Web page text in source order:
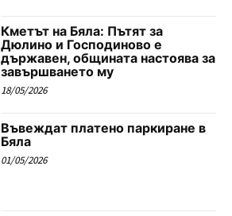
Кметът на Бяла: Пътят за
Дюлино и Господиново е
държавен, общината настоява за
завършването му
18/05/2026
Въвеждат платено паркиране в
Бяла
01/05/2026